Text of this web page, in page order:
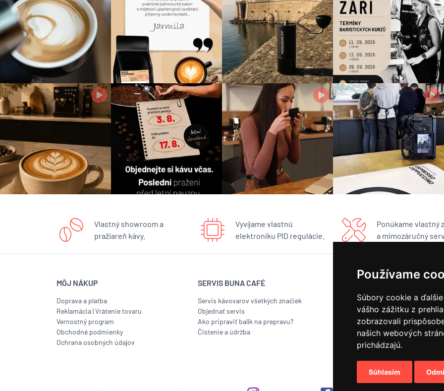
Používame
Súbory cookie a
vášho zážitku z
zobrazovali
našich webových
prichádzajú.
Súhlasím
Vlastný showroom a
pražiareň kávy.
Vyvíjame vlastnú
elektroniku PID regulácie.
Ponúkame vlastný
a mimozáručný
MÔJ NÁKUP
Doprava a platba
Reklamácia|Vrátenie tovaru
Vernostný program
Obchodné podmienky
Ochrana osobných údajov
SERVIS BUNA CAFÉ
Servis kávovarov všetkých značiek
Objednať servis
Ako pripraviť balík na prepravu?
Čistenie a údržba
Showroom
Pražiareň
Náš príbeh
Kontakt
Odber noviniek